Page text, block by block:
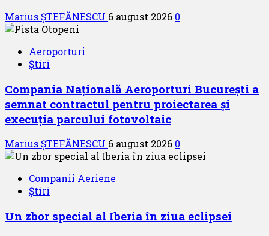
Marius ȘTEFĂNESCU 6 august 2026 0
Aeroporturi
Știri
Compania Națională Aeroporturi București a
semnat contractul pentru proiectarea și
execuția parcului fotovoltaic
Marius ȘTEFĂNESCU 6 august 2026 0
Companii Aeriene
Știri
Un zbor special al Iberia în ziua eclipsei